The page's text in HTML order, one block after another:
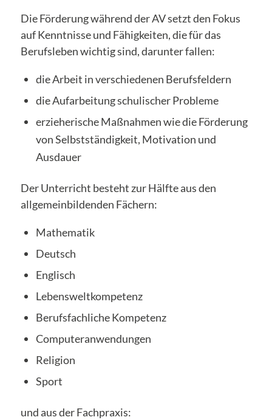
Die Förderung während der AV setzt den Fokus
auf Kenntnisse und Fähigkeiten, die für das
Berufsleben wichtig sind, darunter fallen:
die Arbeit in verschiedenen Berufsfeldern
die Aufarbeitung schulischer Probleme
erzieherische Maßnahmen wie die Förderung
von Selbstständigkeit, Motivation und
Ausdauer
Der Unterricht besteht zur Hälfte aus den
allgemeinbildenden Fächern:
Mathematik
Deutsch
Englisch
Lebensweltkompetenz
Berufsfachliche Kompetenz
Computeranwendungen
Religion
Sport
und aus der Fachpraxis: